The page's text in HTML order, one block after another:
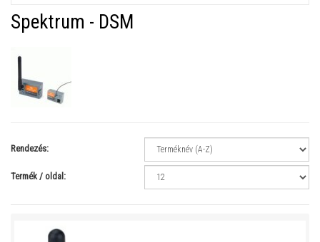
Spektrum - DSM
Rendezés:
Termék / oldal: